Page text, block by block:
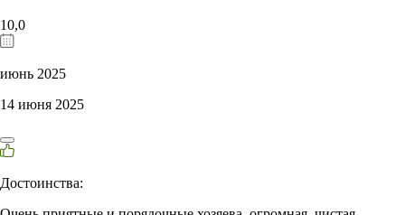
10,0
июнь 2025
14 июня 2025
Достоинства: